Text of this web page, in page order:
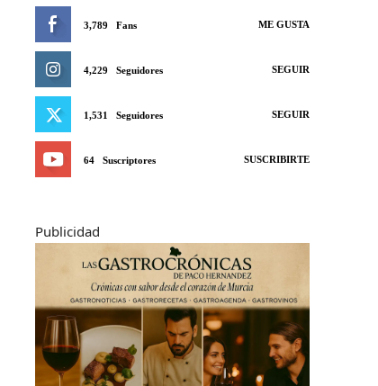
3,789 Fans ME GUSTA
4,229 Seguidores SEGUIR
1,531 Seguidores SEGUIR
64 Suscriptores SUSCRIBIRTE
Publicidad